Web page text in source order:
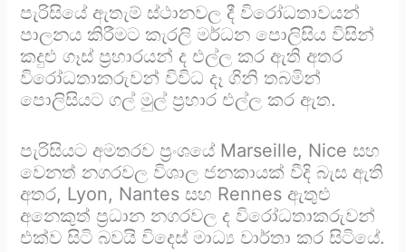
පැරිසියේ ඇතැම් ස්ථානවල දී විරෝධතාවයන්
පාලනය කිරීමට කැරලි මර්ධන පොලිසිය විසින්
කදුළු ගෑස් ප්‍රහාරයන් ද එල්ල කර ඇති අතර
විරෝධතාකරුවන් විවිධ දෑ ගිනි තබමින්
පොලිසියට ගල් මුල් ප්‍රහාර එල්ල කර ඇත.
පැරිසියට අමතරව ප්‍රංශයේ Marseille, Nice සහ
වෙනත් නගරවල විශාල ජනකායක් වීදි බැස ඇති
අතර, Lyon, Nantes සහ Rennes ඇතුළු
අනෙකුත් ප්‍රධාන නගරවල ද විරෝධතාකරුවන්
එක්ව සිටි බවයි විදෙස් මාධ්‍ය වාර්තා කර සිටියේ.